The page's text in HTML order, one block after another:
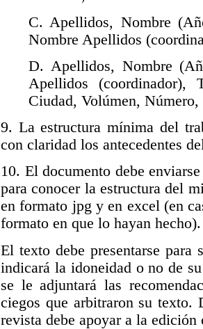
C. Apellidos, Nombre
Nombre Apellidos
D. Apellidos, Nombre
Apellidos
Ciudad, Volúmen, Número,
9. La estructura mínima del
con claridad los antecedentes
10. El documento debe
para conocer la estructura del
en formato jpg y en excel (en
formato en que lo hayan hecho).
El texto debe presentarse para
indicará la idoneidad o no de
se le adjuntará las
ciegos que arbitraron su texto.
revista debe apoyar a la edición